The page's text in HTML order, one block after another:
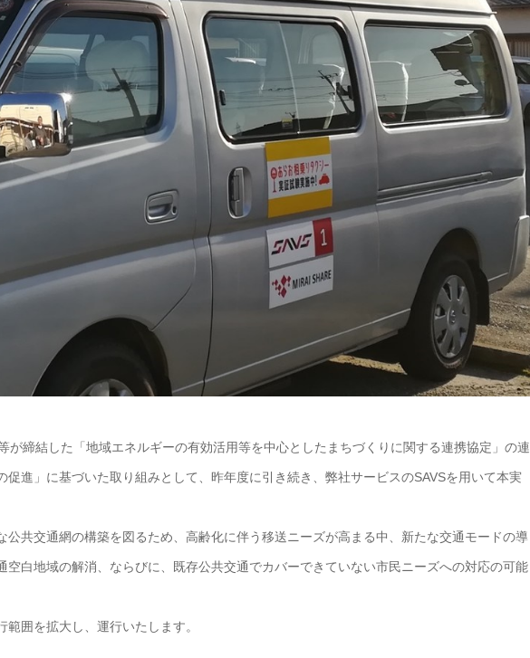
が締結した「地域エネルギーの有効活用等を中心としたまちづくりに関する連携協定」の連
進」に基づいた取り組みとして、昨年度に引き続き、弊社サービスのSAVSを用いて本実
公共交通網の構築を図るため、高齢化に伴う移送ニーズが高まる中、新たな交通モードの導
空白地域の解消、ならびに、既存公共交通でカバーできていない市民ニーズへの対応の可能
囲を拡大し、運行いたします。